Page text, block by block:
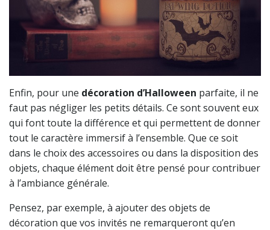
Enfin, pour une décoration d’Halloween parfaite, il ne
faut pas négliger les petits détails. Ce sont souvent eux
qui font toute la différence et qui permettent de donner
tout le caractère immersif à l’ensemble. Que ce soit
dans le choix des accessoires ou dans la disposition des
objets, chaque élément doit être pensé pour contribuer
à l’ambiance générale.
Pensez, par exemple, à ajouter des objets de
décoration que vos invités ne remarqueront qu’en